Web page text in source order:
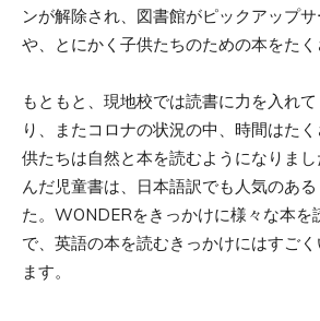
ンが解除され、図書館がピックアップ
や、とにかく子供たちのための本をたく
もともと、現地校では読書に力を入れ
り、またコロナの状況の中、時間はた
供たちは自然と本を読むようになりま
んだ児童書は、日本語訳でも人気のあ
た。WONDERをきっかけに様々な本を
で、英語の本を読むきっかけにはすご
ます。